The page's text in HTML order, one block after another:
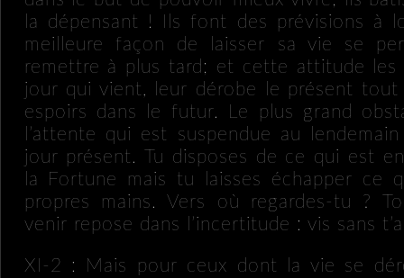
la dépensant ! Ils font des prévisions à
meilleure façon de laisser sa vie se
remettre à plus tard; et cette attitude les
jour qui vient, leur dérobe le présent tout
espoirs dans le futur. Le plus grand
l’attente qui est suspendue au
jour présent. Tu disposes de ce qui est
la Fortune mais tu laisses échapper ce
propres mains. Vers où regardes-tu ?
venir repose dans l’incertitude : vis sans
XI-2 : Mais pour ceux dont la vie se